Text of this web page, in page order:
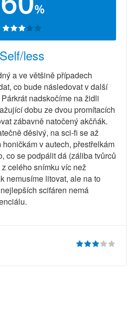
%
less
a ve většině případech
co bude následovat v další
nadskočíme na židli
dobu ze dvou promítacích
zábavně natočený akčňák.
děsivý, na sci-fi se až
v autech, přestřelkám
co se podpálit dá (záliba tvůrců
celého snímku víc než
nemusíme litovat, ale na to
scifáren nemá